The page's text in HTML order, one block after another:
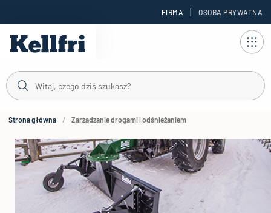
FIRMA | OSOBA PRYWATNA
Strona główna Zarządzanie drogami i odśnieżaniem